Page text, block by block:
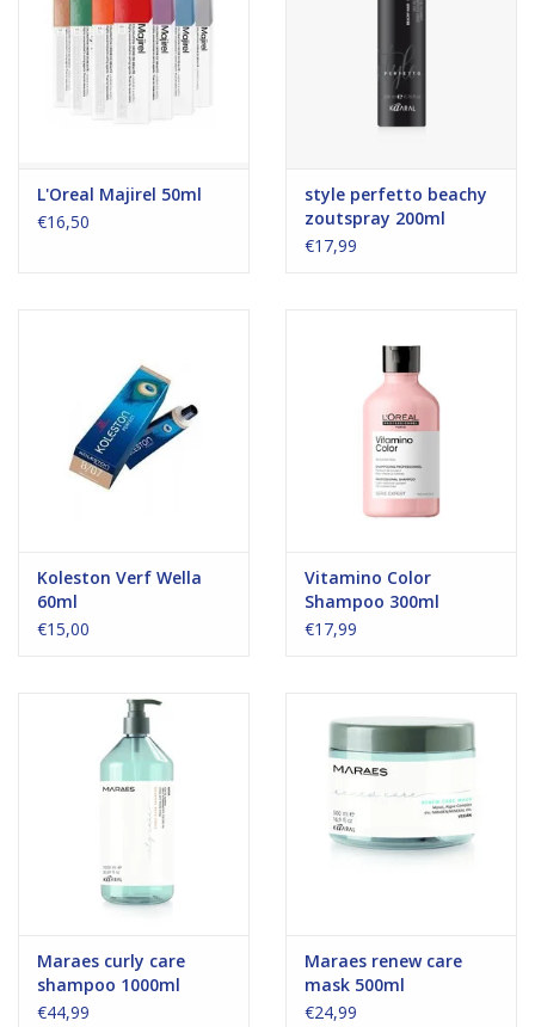
L'Oreal Majirel 50ml
€16,50
style perfetto beachy
zoutspray 200ml
€17,99
Koleston Verf Wella
60ml
€15,00
Vitamino Color
Shampoo 300ml
€17,99
Maraes curly care
shampoo 1000ml
€44,99
Maraes renew care
mask 500ml
€24,99